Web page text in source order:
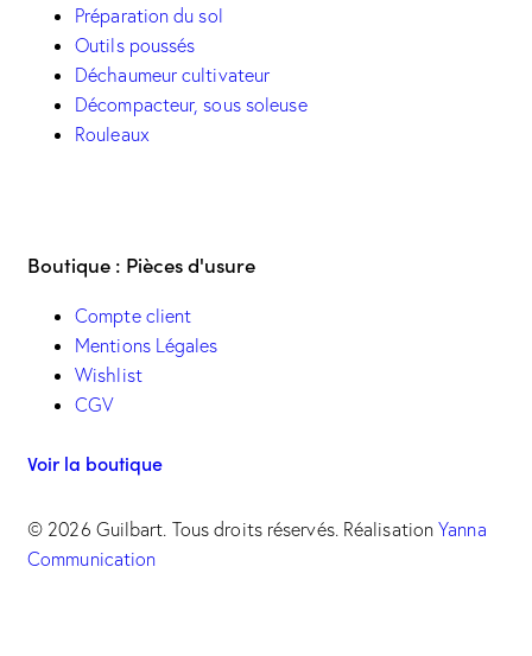
Préparation du sol
Outils poussés
Déchaumeur cultivateur
Décompacteur, sous soleuse
Rouleaux
Boutique : Pièces d'usure
Compte client
Mentions Légales
Wishlist
CGV
Voir la boutique
© 2026 Guilbart. Tous droits réservés. RéalisationYanna
Communication